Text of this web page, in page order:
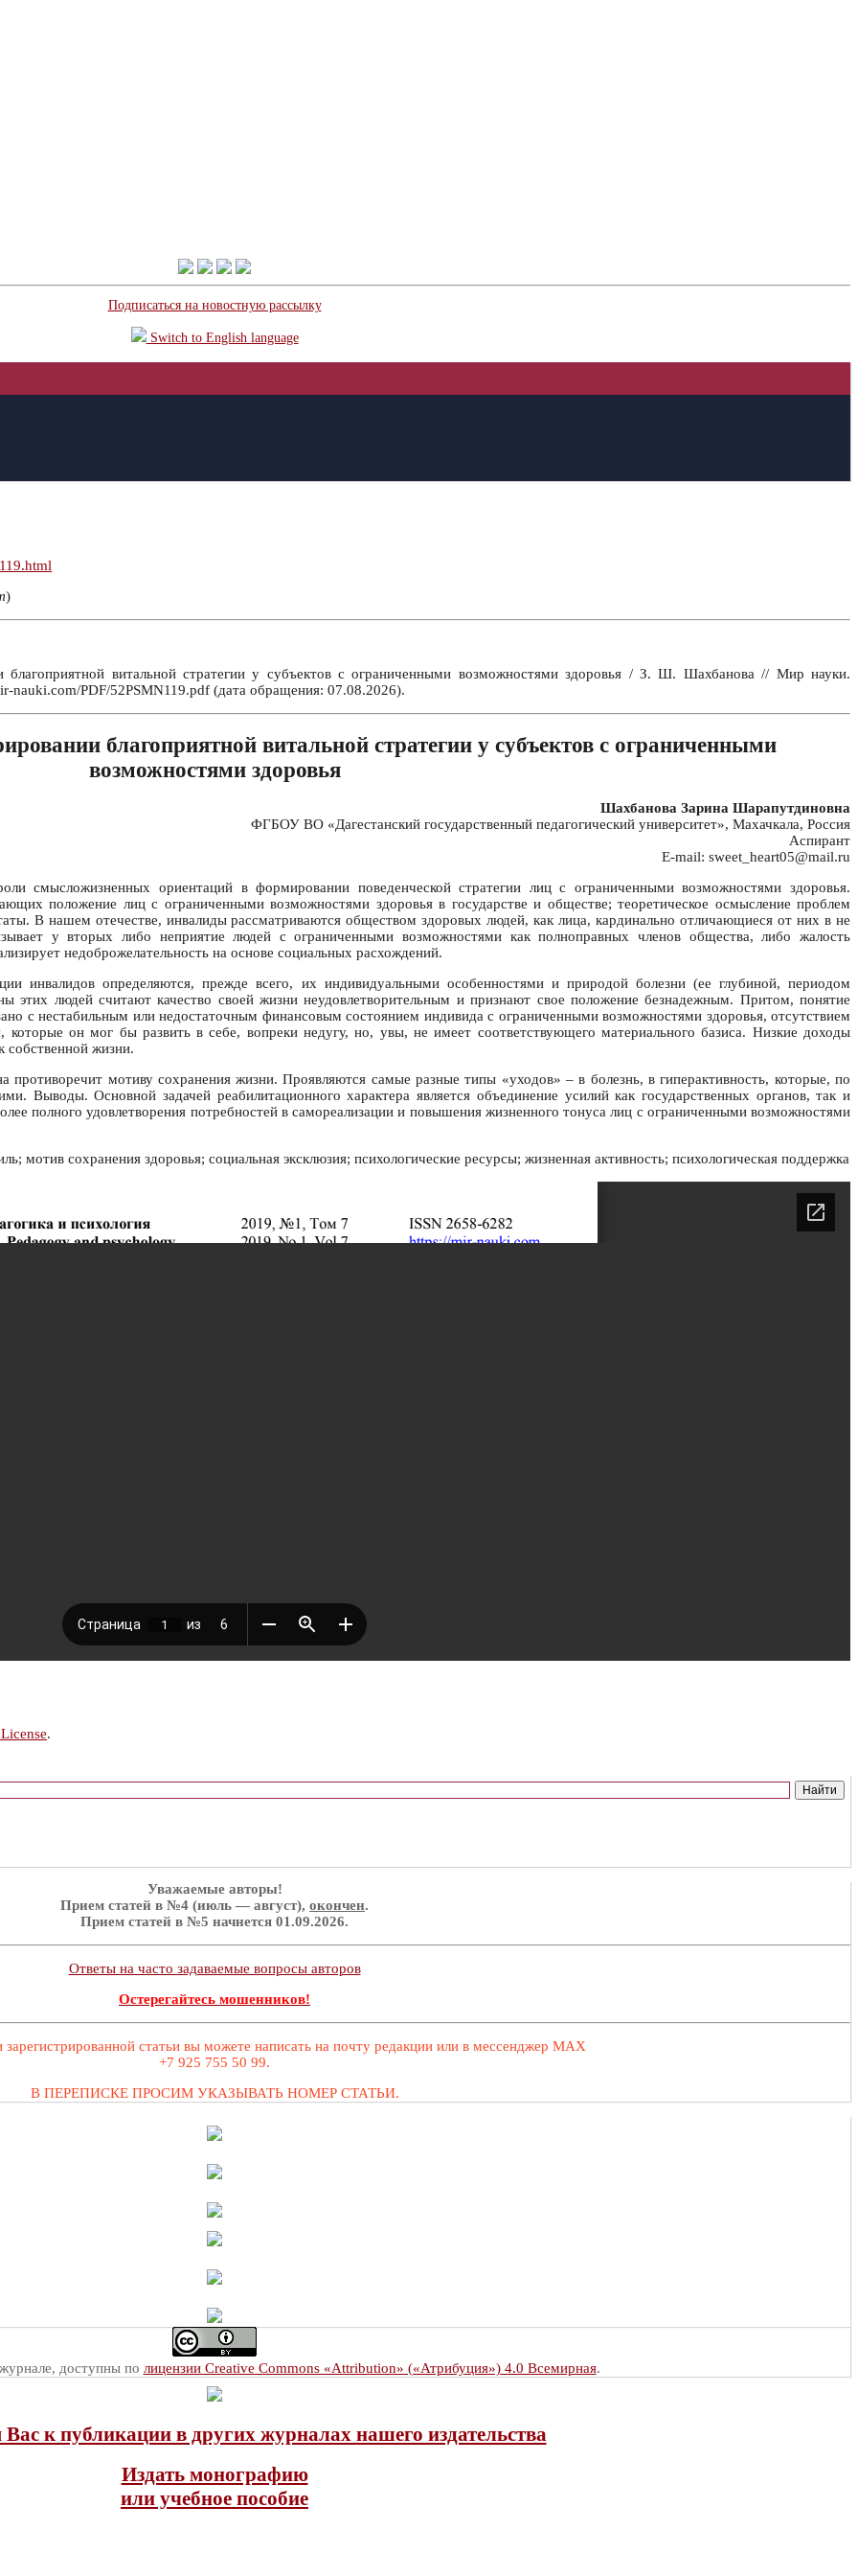
Подписаться на новостную рассылку
Switch to English language
)
благоприятной витальной стратегии у субъектов с ограниченными возможностями здоровья / З. Ш. Шахбанова // Мир науки.
PDF/52PSMN119.pdf (дата обращения: 07.08.2026).
благоприятной витальной стратегии у субъектов с ограниченными
возможностями здоровья
Шахбанова Зарина Шарапутдиновна
ФГБОУ ВО «Дагестанский государственный педагогический университет», Махачкала, Россия
Аспирант
E-mail: sweet_heart05@mail.ru
смысложизненных ориентаций в формировании поведенческой стратегии лиц с ограниченными возможностями здоровья.
положение лиц с ограниченными возможностями здоровья в государстве и обществе; теоретическое осмысление проблем
В нашем отечестве, инвалиды рассматриваются обществом здоровых людей, как лица, кардинально отличающиеся от них в не
у вторых либо неприятие людей с ограниченными возможностями как полноправных членов общества, либо жалость
недоброжелательность на основе социальных расхождений.
инвалидов определяются, прежде всего, их индивидуальными особенностями и природой болезни (ее глубиной, периодом
этих людей считают качество своей жизни неудовлетворительным и признают свое положение безнадежным. Притом, понятие
с нестабильным или недостаточным финансовым состоянием индивида с ограниченными возможностями здоровья, отсутствием
которые он мог бы развить в себе, вопреки недугу, но, увы, не имеет соответствующего материального базиса. Низкие доходы
жизни.
противоречит мотиву сохранения жизни. Проявляются самые разные типы «уходов» – в болезнь, в гиперактивность, которые, по
Выводы. Основной задачей реабилитационного характера является объединение усилий как государственных органов, так и
полного удовлетворения потребностей в самореализации и повышения жизненного тонуса лиц с ограниченными возможностями
мотив сохранения здоровья; социальная эксклюзия; психологические ресурсы; жизненная активность; психологическая поддержка
.
Уважаемые авторы!
Прием статей в №4 (июль — август), окончен.
Прием статей в №5 начнется 01.09.2026.
Ответы на часто задаваемые вопросы авторов
Остерегайтесь мошенников!
статьи вы можете написать на почту редакции или в мессенджер MAX
+7 925 755 50 99.
В ПЕРЕПИСКЕ ПРОСИМ УКАЗЫВАТЬ НОМЕР СТАТЬИ.
доступны по лицензии Creative Commons «Attribution» («Атрибуция») 4.0 Всемирная.
к публикации в других журналах нашего издательства
Издать монографию
или учебное пособие